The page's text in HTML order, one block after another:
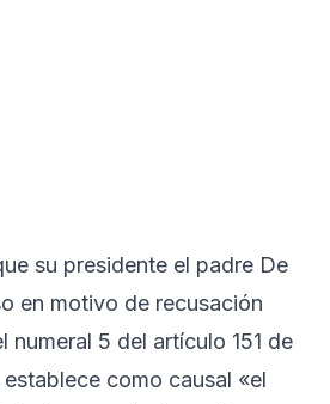
su presidente el padre De
en motivo de recusación
numeral 5 del artículo 151 de
como causal «el